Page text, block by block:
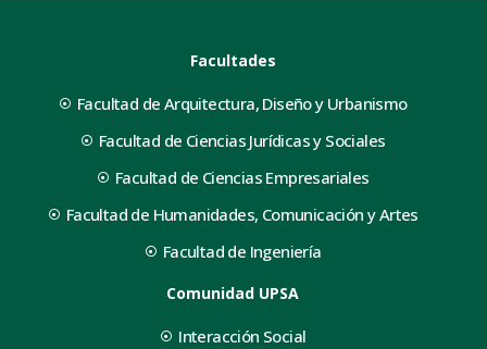
Facultades
Facultad de Arquitectura, Diseño y Urbanismo
Facultad de Ciencias Jurídicas y Sociales
Facultad de Ciencias Empresariales
Facultad de Humanidades, Comunicación y Artes
Facultad de Ingeniería
Comunidad UPSA
Interacción Social